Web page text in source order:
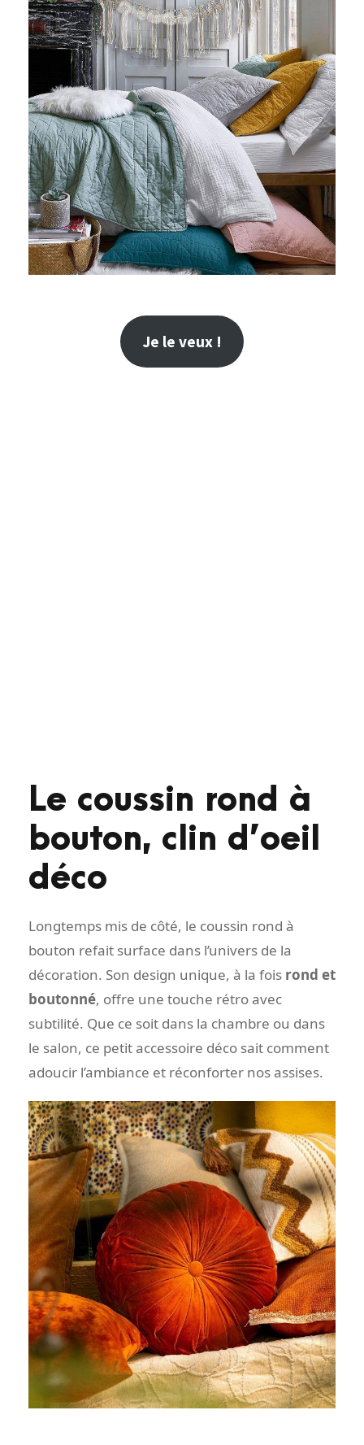
Je le veux !
Le coussin rond à
bouton, clin d’oeil
déco
Longtemps mis de côté, le coussin rond à
bouton refait surface dans l’univers de la
décoration. Son design unique, à la fois rond et
boutonné, offre une touche rétro avec
subtilité. Que ce soit dans la chambre ou dans
le salon, ce petit accessoire déco sait comment
adoucir l’ambiance et réconforter nos assises.